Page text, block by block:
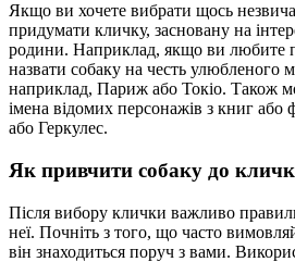
Якщо ви хочете вибрати щось
придумати кличку, засновану на
родини. Наприклад, якщо ви любите
назвати собаку на честь улюбленого
наприклад, Париж або Токіо. Також
імена відомих персонажів з книг або
або Геркулес.
Як привчити собаку до
Після вибору клички важливо
неї. Почніть з того, що часто
він знаходиться поруч з вами.